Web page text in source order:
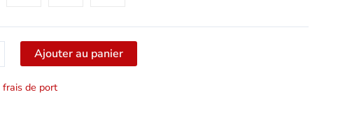
Ajouter au panier
frais de port